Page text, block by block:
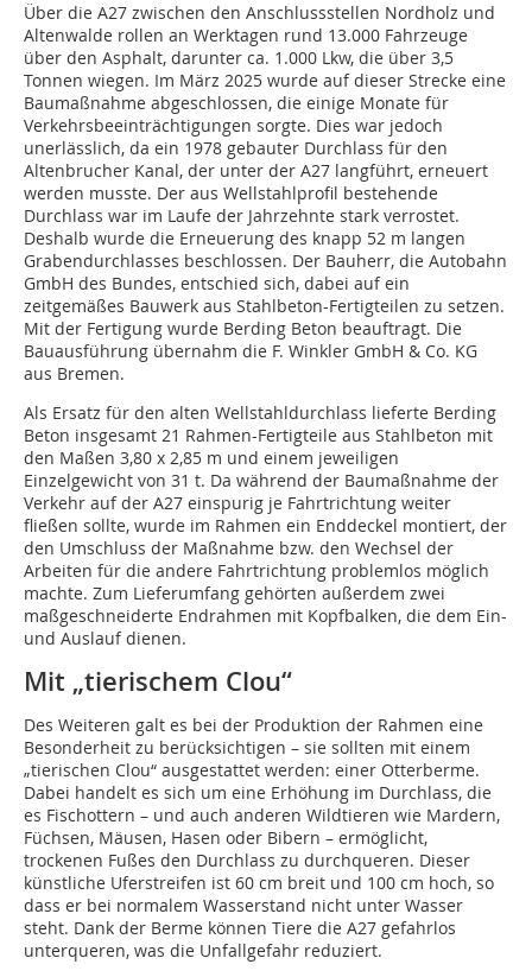
Über die A27 zwischen den Anschlussstellen Nordholz und
Altenwalde rollen an Werktagen rund 13.000 Fahrzeuge
über den Asphalt, darunter ca. 1.000 Lkw, die über 3,5
Tonnen wiegen. Im März 2025 wurde auf dieser Strecke eine
Baumaßnahme abgeschlossen, die einige Monate für
Verkehrsbeeinträchtigungen sorgte. Dies war jedoch
unerlässlich, da ein 1978 gebauter Durchlass für den
Altenbrucher Kanal, der unter der A27 langführt, erneuert
werden musste. Der aus Wellstahlprofil bestehende
Durchlass war im Laufe der Jahrzehnte stark verrostet.
Deshalb wurde die Erneuerung des knapp 52 m langen
Grabendurchlasses beschlossen. Der Bauherr, die Autobahn
GmbH des Bundes, entschied sich, dabei auf ein
zeitgemäßes Bauwerk aus Stahlbeton-Fertigteilen zu setzen.
Mit der Fertigung wurde Berding Beton beauftragt. Die
Bauausführung übernahm die F. Winkler GmbH & Co. KG
aus Bremen.
Als Ersatz für den alten Wellstahldurchlass lieferte Berding
Beton insgesamt 21 Rahmen-Fertigteile aus Stahlbeton mit
den Maßen 3,80 x 2,85 m und einem jeweiligen
Einzelgewicht von 31 t. Da während der Baumaßnahme der
Verkehr auf der A27 einspurig je Fahrtrichtung weiter
fließen sollte, wurde im Rahmen ein Enddeckel montiert, der
den Umschluss der Maßnahme bzw. den Wechsel der
Arbeiten für die andere Fahrtrichtung problemlos möglich
machte. Zum Lieferumfang gehörten außerdem zwei
maßgeschneiderte Endrahmen mit Kopfbalken, die dem Ein-
und Auslauf dienen.
Mit „tierischem Clou“
Des Weiteren galt es bei der Produktion der Rahmen eine
Besonderheit zu berücksichtigen – sie sollten mit einem
„tierischen Clou“ ausgestattet werden: einer Otterberme.
Dabei handelt es sich um eine Erhöhung im Durchlass, die
es Fischottern – und auch anderen Wildtieren wie Mardern,
Füchsen, Mäusen, Hasen oder Bibern – ermöglicht,
trockenen Fußes den Durchlass zu durchqueren. Dieser
künstliche Uferstreifen ist 60 cm breit und 100 cm hoch, so
dass er bei normalem Wasserstand nicht unter Wasser
steht. Dank der Berme können Tiere die A27 gefahrlos
unterqueren, was die Unfallgefahr reduziert.